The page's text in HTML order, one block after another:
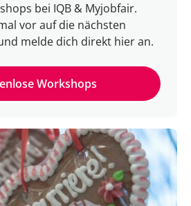
bei IQB & Myjobfair.
vor auf die nächsten
melde dich direkt hier an.
Workshops